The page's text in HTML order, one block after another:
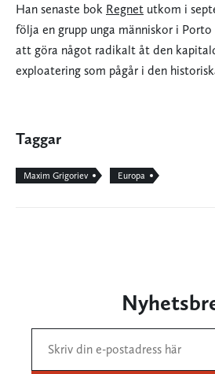
Han senaste bok Regnet utkom i
följa en grupp unga människor i
att göra något radikalt åt den
exploatering som pågår i den
Taggar
Maxim Grigoriev Europa